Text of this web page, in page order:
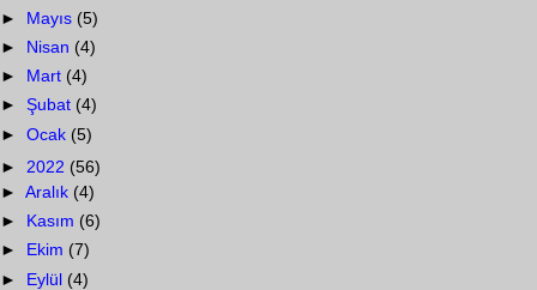
► Mayıs (5)
► Nisan (4)
► Mart (4)
► Şubat (4)
► Ocak (5)
► 2022 (56)
► Aralık (4)
► Kasım (6)
► Ekim (7)
► Eylül (4)